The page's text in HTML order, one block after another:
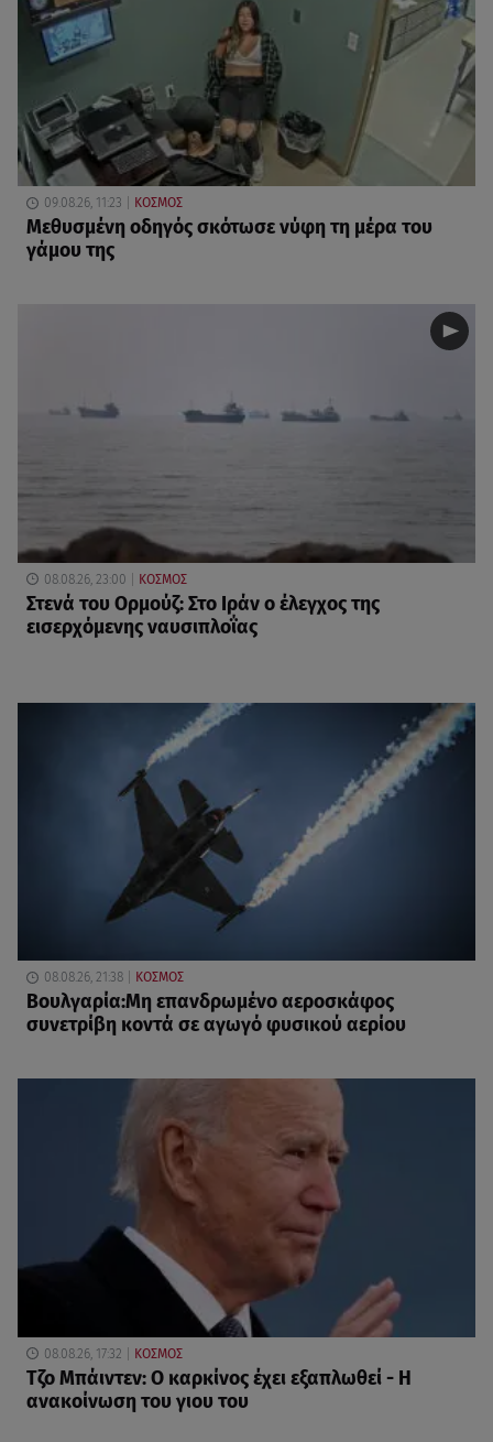
09.08.26, 11:23 ΚΟΣΜΟΣ
Μεθυσμένη οδηγός σκότωσε νύφη τη μέρα του
γάμου της
08.08.26, 23:00 ΚΟΣΜΟΣ
Στενά του Ορμούζ: Στο Ιράν ο έλεγχος της
εισερχόμενης ναυσιπλοΐας
08.08.26, 21:38 ΚΟΣΜΟΣ
Βουλγαρία:Μη επανδρωμένο αεροσκάφος
συνετρίβη κοντά σε αγωγό φυσικού αερίου
08.08.26, 17:32 ΚΟΣΜΟΣ
Τζο Μπάιντεν: Ο καρκίνος έχει εξαπλωθεί - Η
ανακοίνωση του γιου του